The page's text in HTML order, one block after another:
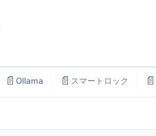
📄 Ollama 📄 スマートロック 📄